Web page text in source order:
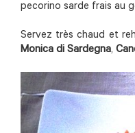
pecorino sarde frais au
Servez très chaud et
Monica di Sardegna,